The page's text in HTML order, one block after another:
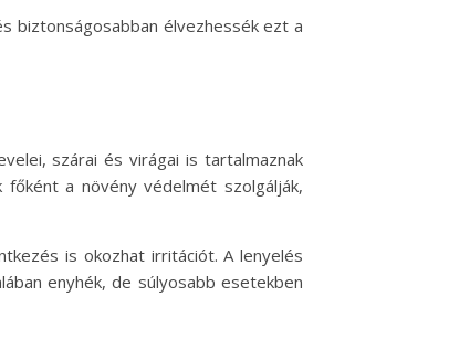
biztonságosabban élvezhessék ezt a
szárai és virágai is tartalmaznak
főként a növény védelmét szolgálják,
is okozhat irritációt. A lenyelés
enyhék, de súlyosabb esetekben